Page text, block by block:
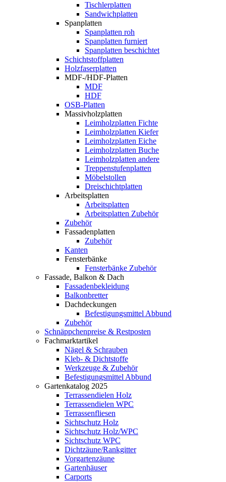
Tischlerplatten
Sandwichplatten
Spanplatten
Spanplatten roh
Spanplatten furniert
Spanplatten beschichtet
Schichtstoffplatten
Holzfaserplatten
MDF-/HDF-Platten
MDF
HDF
OSB-Platten
Massivholzplatten
Leimholzplatten Fichte
Leimholzplatten Kiefer
Leimholzplatten Eiche
Leimholzplatten Buche
Leimholzplatten andere
Treppenstufenplatten
Möbelstollen
Dreischichtplatten
Arbeitsplatten
Arbeitsplatten
Arbeitsplatten Zubehör
Zubehör
Fassadenplatten
Zubehör
Kanten
Fensterbänke
Fensterbänke Zubehör
Fassade, Balkon & Dach
Fassadenbekleidung
Balkonbretter
Dachdeckungen
Befestigungsmittel Abbund
Zubehör
Schnäppchenpreise & Restposten
Fachmarktartikel
Nägel & Schrauben
Kleb- & Dichtstoffe
Werkzeuge & Zubehör
Befestigungsmittel Abbund
Gartenkatalog 2025
Terrassendielen Holz
Terrassendielen WPC
Terrassenfliesen
Sichtschutz Holz
Sichtschutz Holz/WPC
Sichtschutz WPC
Dichtzäune/Rankgitter
Vorgartenzäune
Gartenhäuser
Carports